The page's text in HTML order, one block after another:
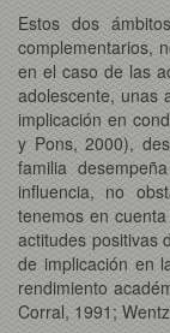
Estos dos
complementarios,
en el caso de las
adolescente, unas
implicación en
y Pons, 2000),
familia
influencia, no
tenemos en
actitudes positivas
de implicación en
rendimiento
Corral, 1991;